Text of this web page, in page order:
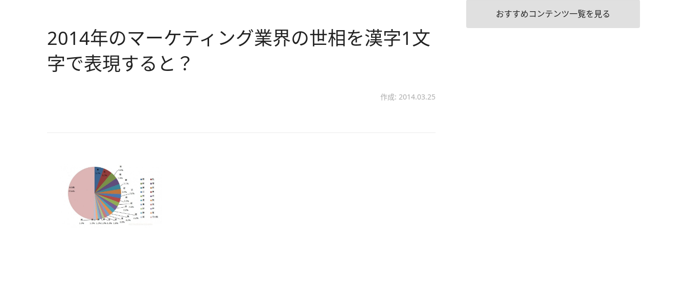
2014年のマーケティング業界の世相を漢字1文
字で表現すると？
作成: 2014.03.25
おすすめコンテンツ一覧を見る